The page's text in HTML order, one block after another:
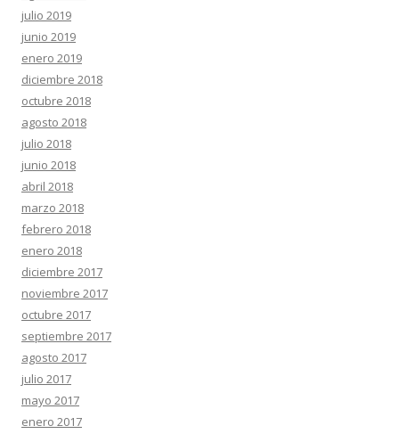
julio 2019
junio 2019
enero 2019
diciembre 2018
octubre 2018
agosto 2018
julio 2018
junio 2018
abril 2018
marzo 2018
febrero 2018
enero 2018
diciembre 2017
noviembre 2017
octubre 2017
septiembre 2017
agosto 2017
julio 2017
mayo 2017
enero 2017